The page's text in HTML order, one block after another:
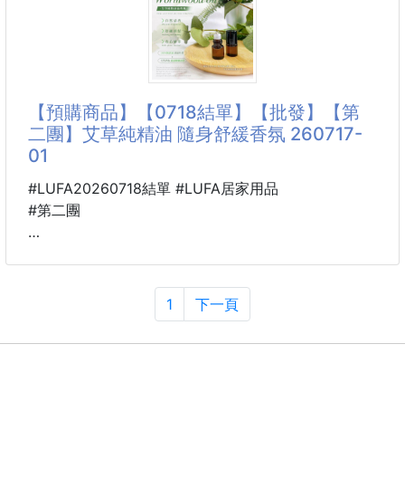
人體也能噴的降溫噴霧❤️
用於人體的，外面一罐至少都要三四百！
小朋友最耐熱不住
媽咪一定要隨身攜帶一罐
隨時幫小朋友降溫
讓自己補水
男人們夏日易流汗
要燙傷了，隨手一噴，立馬降溫！
騎機車也用的上，這麼熱，要戴安全帽實在痛苦啊！
來，隨手一噴，戴上頭頂不悶熱。
【預購商品】【0718結單】【批發】【第
二團】艾草純精油 隨身舒緩香氛 260717-
01
#LUFA20260718結單 #LUFA居家用品
#第二團
🌿一瓶隨身帶著走，享受艾草的自然香氣
1 下一頁